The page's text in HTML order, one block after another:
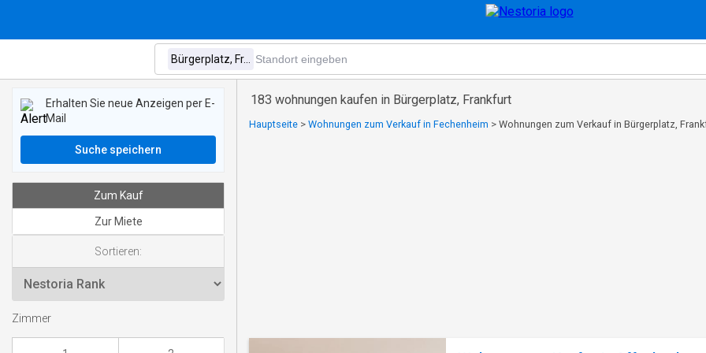
183 wohnungen kaufen in Bürgerplatz, Frankfurt
Hauptseite > Wohnungen zum Verkauf in Fechenheim > Wohnungen zum Verkauf in Bürgerplatz,
Erhalten Sie neue Anzeigen per E-
Mail
Suche speichern
Zum Kauf
Zur Miete
Sortieren:
Zimmer